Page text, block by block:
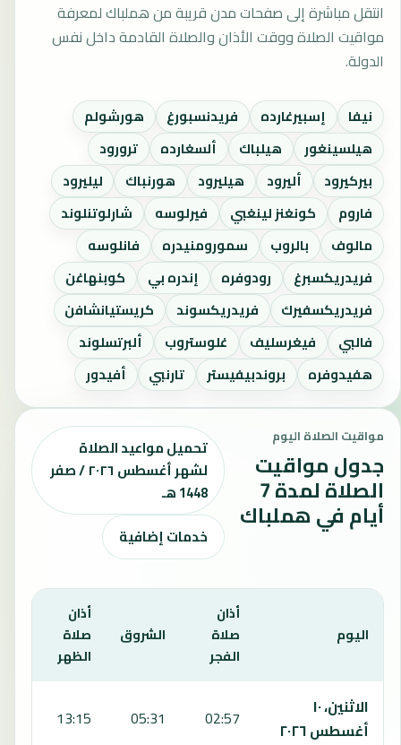
انتقل مباشرة إلى صفحات مدن قريبة من هملباك لمعرفة
مواقيت الصلاة ووقت الأذان والصلاة القادمة داخل نفس
الدولة.
نيفا إسبيرغارده فريدنسبورغ
هورشولم
هيلسينغور
هيلباك ألسغارده
ترورود
بيركيرود
أليرود هيليرود هورنباك
ليليرود
فاروم
كونغنز لينغبي فيرلوسه
شارلوتنلوند
مالوف
بالروب سمورومنيدره
فانلوسه
فريدريكسبرغ
رودوفره إندره بي
كوبنهاغن
فريدريكسفيرك
فريدريكسوند
كريستيانشافن
فالبي
فيغرسليف غلوستروب
ألبرتسلوند
هفيدوفره
بروندبيفيستر تارنبي أفيدور
مواقيت الصلاة اليوم
جدول مواقيت
الصلاة لمدة 7
أيام في هملباك
تحميل مواعيد الصلاة
لشهر أغسطس ٢٠٢٦ / صفر
1448 هـ
خدمات إضافية
اليوم
أذان
صلاة
الفجر
الشروق
أذان
صلاة
الظهر
الاثنين، ١٠
أغسطس ٢٠٢٦
02:57
05:31
13:15